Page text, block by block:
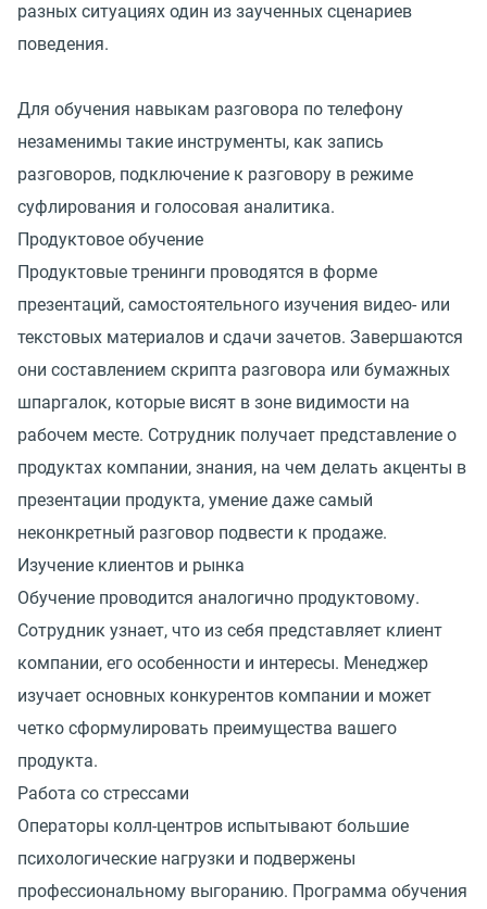
разных ситуациях один из заученных сценариев
поведения.
Для обучения навыкам разговора по телефону
незаменимы такие инструменты, как запись
разговоров, подключение к разговору в режиме
суфлирования и голосовая аналитика.
Продуктовое обучение
Продуктовые тренинги проводятся в форме
презентаций, самостоятельного изучения видео- или
текстовых материалов и сдачи зачетов. Завершаются
они составлением скрипта разговора или бумажных
шпаргалок, которые висят в зоне видимости на
рабочем месте. Сотрудник получает представление о
продуктах компании, знания, на чем делать акценты в
презентации продукта, умение даже самый
неконкретный разговор подвести к продаже.
Изучение клиентов и рынка
Обучение проводится аналогично продуктовому.
Сотрудник узнает, что из себя представляет клиент
компании, его особенности и интересы. Менеджер
изучает основных конкурентов компании и может
четко сформулировать преимущества вашего
продукта.
Работа со стрессами
Операторы колл-центров испытывают большие
психологические нагрузки и подвержены
профессиональному выгоранию. Программа обучения